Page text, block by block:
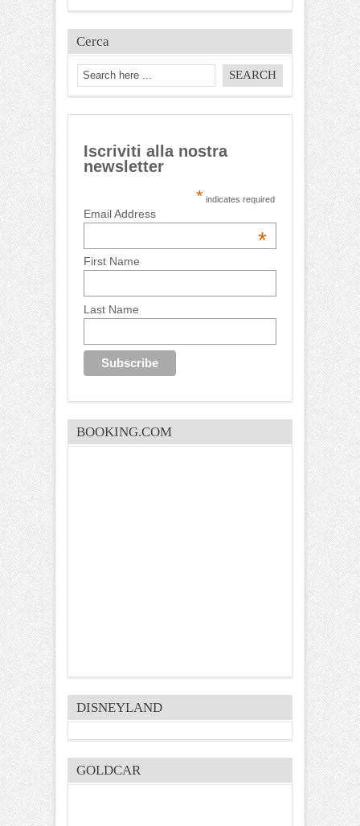
Cerca
Iscriviti alla nostra
newsletter
* indicates required
Email Address
*
First Name
Last Name
BOOKING.COM
DISNEYLAND
GOLDCAR